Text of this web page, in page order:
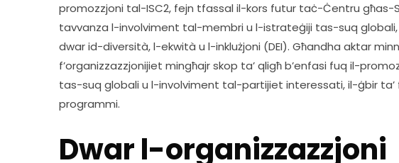
promozzjoni tal-ISC2, fejn tfassal il-kors futur taċ-Ċentru għas-
tavvanza l-involviment tal-membri u l-istrateġiji tas-suq
dwar id-diversità, l-ekwità u l-inklużjoni (DEI). Għandha aktar
f’organizzazzjonijiet mingħajr skop ta’ qligħ b’enfasi fuq il-
tas-suq globali u l-involviment tal-partijiet interessati, il-ġbir
programmi.
Dwar l-organizzazzjoni